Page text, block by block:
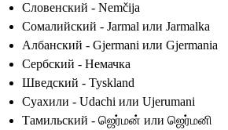
Словенский - Nemčija
Сомалийский - Jarmal или Jarmalka
Албанский - Gjermani или Gjermania
Сербский - Немачка
Шведский - Tyskland
Суахили - Udachi или Ujerumani
Тамильский - ஜெர்மன் или ஜெர்மனி